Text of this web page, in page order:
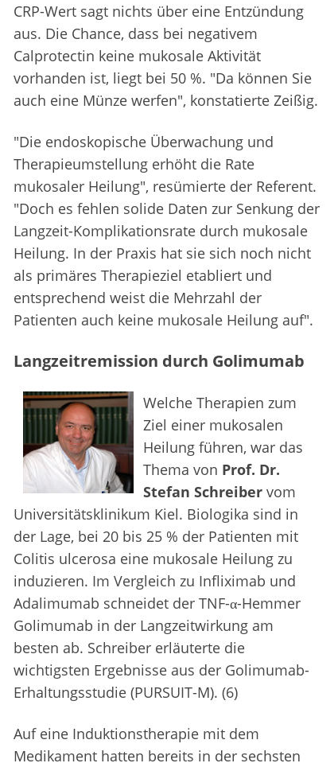
CRP-Wert sagt nichts über eine Entzündung
aus. Die Chance, dass bei negativem
Calprotectin keine mukosale Aktivität
vorhanden ist, liegt bei 50 %. "Da können Sie
auch eine Münze werfen", konstatierte Zeißig.
"Die endoskopische Überwachung und
Therapieumstellung erhöht die Rate
mukosaler Heilung", resümierte der Referent.
"Doch es fehlen solide Daten zur Senkung der
Langzeit-Komplikationsrate durch mukosale
Heilung. In der Praxis hat sie sich noch nicht
als primäres Therapieziel etabliert und
entsprechend weist die Mehrzahl der
Patienten auch keine mukosale Heilung auf".
Langzeitremission durch Golimumab
Welche Therapien zum
Ziel einer mukosalen
Heilung führen, war das
Thema von Prof. Dr.
Stefan Schreiber vom
Universitätsklinikum Kiel. Biologika sind in
der Lage, bei 20 bis 25 % der Patienten mit
Colitis ulcerosa eine mukosale Heilung zu
induzieren. Im Vergleich zu Infliximab und
Adalimumab schneidet der TNF-α-Hemmer
Golimumab in der Langzeitwirkung am
besten ab. Schreiber erläuterte die
wichtigsten Ergebnisse aus der Golimumab-
Erhaltungsstudie (PURSUIT-M). (6)
Auf eine Induktionstherapie mit dem
Medikament hatten bereits in der sechsten